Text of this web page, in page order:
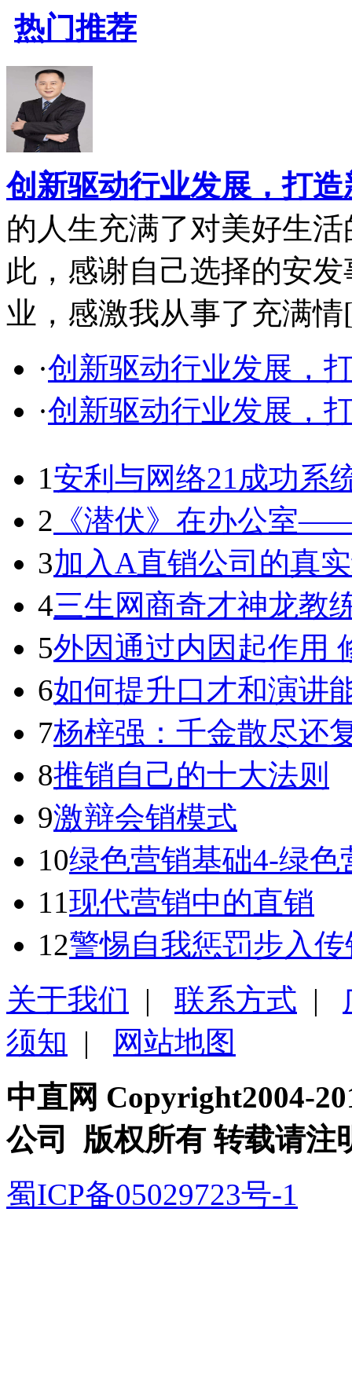
热门推荐
创新驱动行业发展，打造
的人生充满了对美好生
此，感谢自己选择的安
业，感激我从事了充满情
·创新驱动行业发展，
·创新驱动行业发展，
1安利与网络21成功系
2 《潜伏》在办公室
3加入A直销公司的真
4三生网商奇才神龙教
5外因通过内因起作用
6如何提升口才和演讲
7杨梓强：千金散尽还
8推销自己的十大法则
9激辩会销模式
10绿色营销基础4-绿色
11现代营销中的直销
12警惕自我惩罚步入
关于我们 | 联系方式 |
须知 |
网站地图
中直网 Copyright2004-
公司 版权所有 转载请注
蜀ICP备05029723号-1